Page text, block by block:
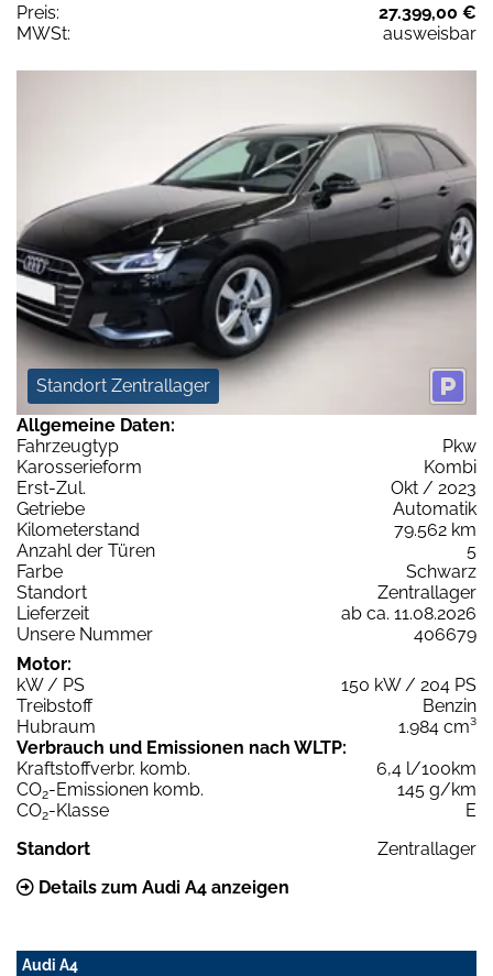
Preis:
27.399,00 €
MWSt:
ausweisbar
Standort Zentrallager
Allgemeine Daten:
Fahrzeugtyp
Pkw
Karosserieform
Kombi
Erst-Zul.
Okt / 2023
Getriebe
Automatik
Kilometerstand
79.562 km
Anzahl der Türen
5
Farbe
Schwarz
Standort
Zentrallager
Lieferzeit
ab ca. 11.08.2026
Unsere Nummer
406679
Motor:
kW / PS
150 kW / 204 PS
Treibstoff
Benzin
Hubraum
1.984 cm³
Verbrauch und Emissionen nach WLTP:
Kraftstoffverbr. komb.
6,4 l/100km
CO2-Emissionen komb.
145 g/km
CO2-Klasse
E
Standort
Zentrallager
Details zum Audi A4 anzeigen
Audi A4